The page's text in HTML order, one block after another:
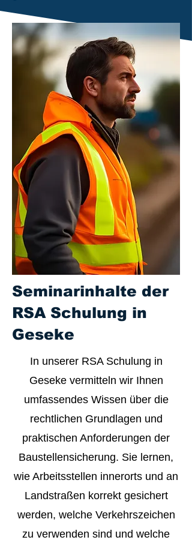
Seminarinhalte der
RSA Schulung in
Geseke
In unserer RSA Schulung in
Geseke vermitteln wir Ihnen
umfassendes Wissen über die
rechtlichen Grundlagen und
praktischen Anforderungen der
Baustellensicherung. Sie lernen,
wie Arbeitsstellen innerorts und an
Landstraßen korrekt gesichert
werden, welche Verkehrszeichen
zu verwenden sind und welche